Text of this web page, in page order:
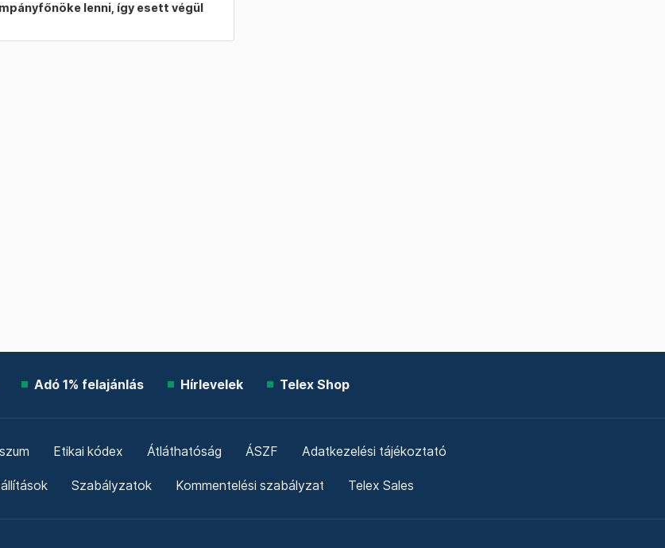
lenni, így esett végül
Adó 1% felajánlás Hírlevelek Telex Shop
Etikai kódex Átláthatóság ÁSZF Adatkezelési tájékoztató
Szabályzatok Kommentelési szabályzat Telex Sales